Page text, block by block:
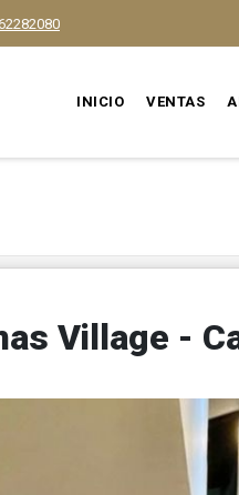
INICIO VENTAS
Village -